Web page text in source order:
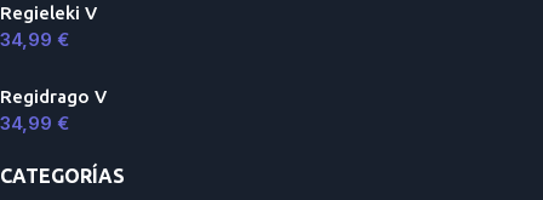
Regieleki V
34,99 €
Regidrago V
34,99 €
CATEGORÍAS